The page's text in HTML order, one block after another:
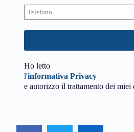
Ho letto
l'informativa Privacy
e autorizzo il trattamento dei